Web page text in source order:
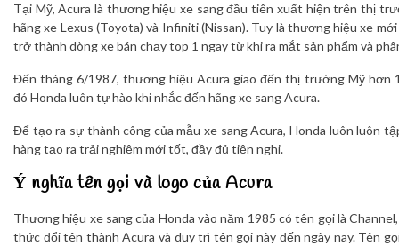
Tại Mỹ, Acura là thương hiệu xe sang đầu tiên xuất hiện trên thị
hãng xe Lexus (Toyota) và Infiniti (Nissan). Tuy là thương hiệu xe
trở thành dòng xe bán chạy top 1 ngay từ khi ra mắt sản phẩm và
Đến tháng 6/1987, thương hiệu Acura giao đến thị trường Mỹ hơn
đó Honda luôn tự hào khi nhắc đến hãng xe sang Acura.
Để tạo ra sự thành công của mẫu xe sang Acura, Honda luôn luôn
hàng tạo ra trải nghiệm mới tốt, đầy đủ tiện nghi.
Ý nghĩa tên gọi và logo của Acura
Thương hiệu xe sang của Honda vào năm 1985 có tên gọi là
thức đổi tên thành Acura và duy trì tên gọi này đến ngày nay. Tên